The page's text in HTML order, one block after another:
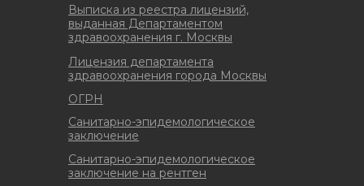
ОГРН
Санитарно-эпидемологическое
заключение
Санитарно-эпидемологическое
заключение на рентген
Выписка из реестра лицензий,
выданная Департаментом
здравоохранения г. Москвы
Лицензия департамента
здравоохранения города Москвы